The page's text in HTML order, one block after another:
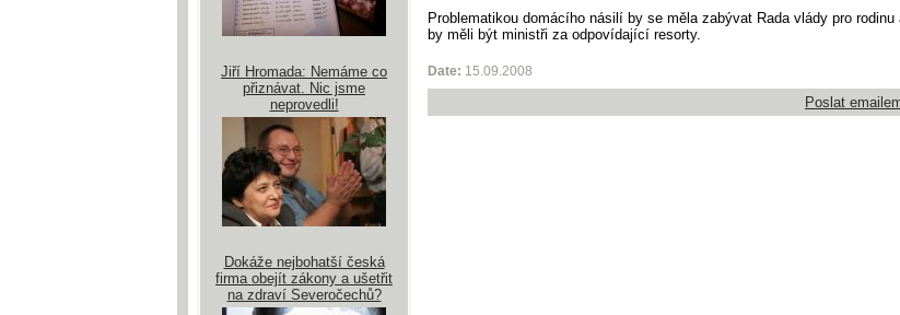
Problematikou domácího násilí by se měla zabývat Rada vlády pro
by měli být ministři za odpovídající resorty.
Date: 15.09.2008
Poslat
Jiří Hromada: Nemáme co
přiznávat. Nic jsme
neprovedli!
Dokáže nejbohatší česká
firma obejít zákony a ušetřit
na zdraví Severočechů?